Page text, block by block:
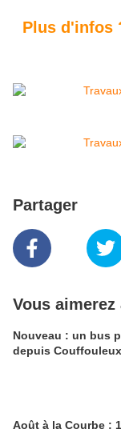
Plus d'infos
Partager
Vous aimerez
Nouveau : un bus
depuis Couffouleux
Août à la Courbe :